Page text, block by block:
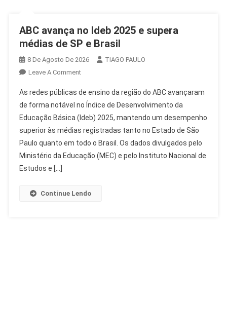
ABC avança no Ideb 2025 e supera
médias de SP e Brasil
8 De Agosto De 2026
TIAGO PAULO
Leave A CommentOn
Avança
No
Ideb
2025
E
Supera
As redes públicas de ensino da região do ABC avançaram
de forma notável no Índice de Desenvolvimento da
Educação Básica (Ideb) 2025, mantendo um desempenho
superior às médias registradas tanto no Estado de São
Paulo quanto em todo o Brasil. Os dados divulgados pelo
Ministério da Educação (MEC) e pelo Instituto Nacional de
Estudos e […]
Continue Lendo